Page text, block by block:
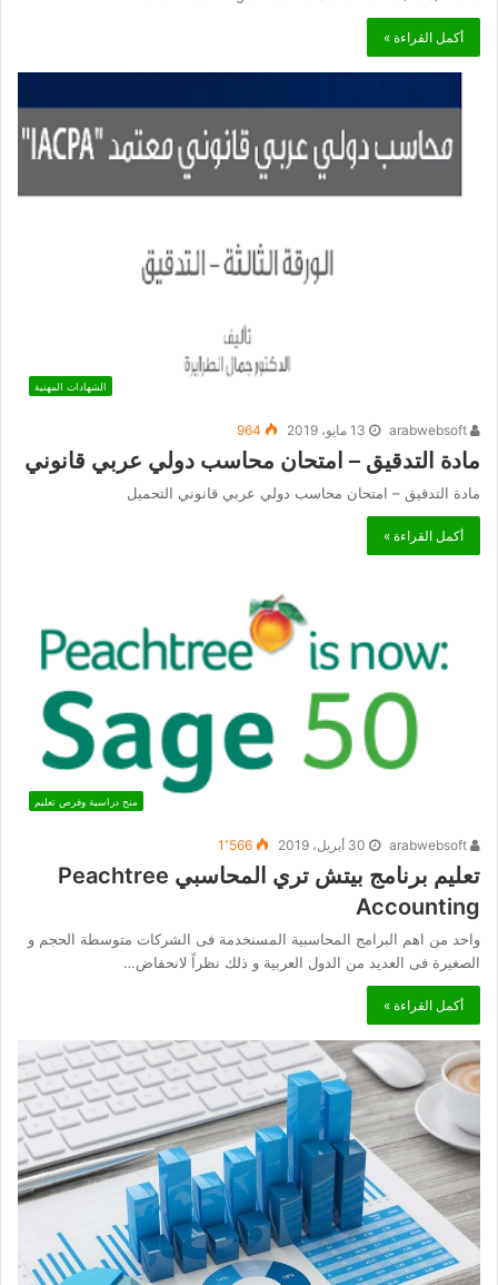
أكمل القراءة »
الشهادات المهنية
13 مايو، 2019 964
مادة التدقيق – امتحان محاسب دولي عربي قانوني
مادة التدقيق – امتحان محاسب دولي عربي قانوني التحميل
أكمل القراءة »
منح دراسية وفرص تعليم
30 أبريل، 2019 1٬566
تعليم برنامج بيتش تري المحاسبي Peachtree
Accounting
واحد من اهم البرامج المحاسبية المسنخدمة فى الشركات متوسطة الحجم و
الصغيرة فى العديد من الدول العربية و ذلك نظراً لانحفاض…
أكمل القراءة »